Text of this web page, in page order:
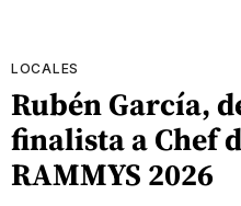
LOCALES
Rubén García,
finalista a Chef
RAMMYS 2026